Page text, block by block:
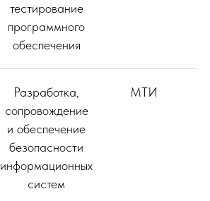
тестирование
программного
обеспечения
Разработка,
сопровождение
и обеспечение
безопасности
информационных
систем
МТИ